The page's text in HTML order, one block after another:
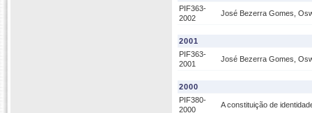
PIF363-
2002
José Bezerra Gomes,
2001
PIF363-
2001
José Bezerra Gomes,
2000
PIF380-
2000
A constituição de